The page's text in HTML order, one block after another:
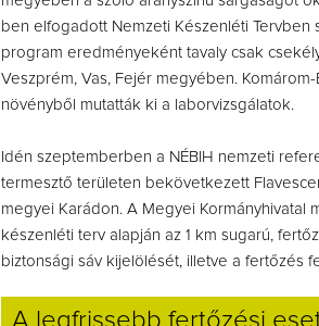
ben elfogadott Nemzeti Készenléti
program eredményeként tavaly csak
Veszprém, Vas, Fejér megyében.
növényből mutatták ki a laborvizsgálatok.
Idén szeptemberben a NÉBIH nemzeti
termesztő területen bekövetkezett
megyei Karádon. A Megyei Kormányhivatal
készenléti terv alapján az 1 km sugarú,
biztonsági sáv kijelölését, illetve a fertőzés